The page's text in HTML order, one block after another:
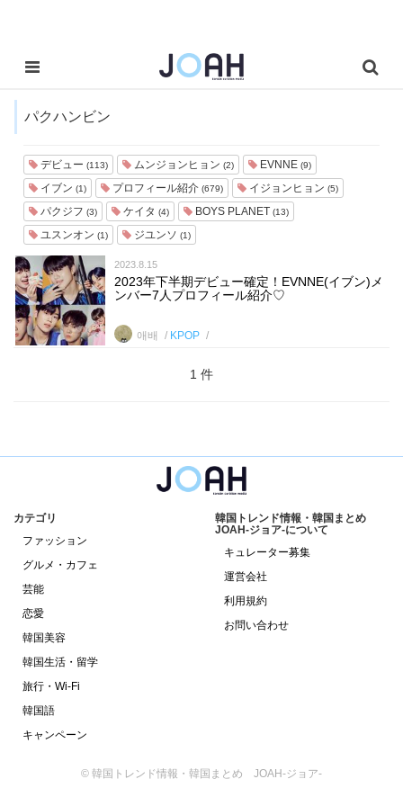
パクハンビン
デビュー (113) ムンジョンヒョン (2) EVNNE (9)
イブン (1) プロフィール紹介 (679) イジョンヒョン (5)
パクジフ (3) ケイタ (4) BOYS PLANET (13)
ユスンオン (1) ジユンソ (1)
2023.8.15
2023年下半期デビュー確定！EVNNE(イブン)メ
ンバー7人プロフィール紹介♡
애배 KPOP
1 件
カテゴリ
ファッション
グルメ・カフェ
芸能
恋愛
韓国美容
韓国生活・留学
旅行・Wi-Fi
韓国語
キャンペーン
韓国トレンド情報・韓国まとめ
JOAH-ジョア-について
キュレーター募集
運営会社
利用規約
お問い合わせ
© 韓国トレンド情報・韓国まとめ JOAH-ジョア-